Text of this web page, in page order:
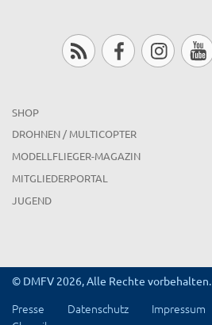
SHOP
DROHNEN / MULTICOPTER
MODELLFLIEGER-MAGAZIN
MITGLIEDERPORTAL
JUGEND
© DMFV 2026, Alle Rechte vorbehalten.
Presse Datenschutz Impressum